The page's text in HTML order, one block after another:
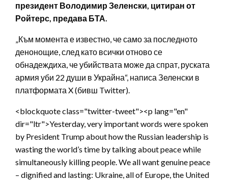
президент Володимир Зеленски, цитиран от
Ройтерс, предава БТА.
„Към момента е известно, че само за последното
денонощие, след като всички отново се
обнадеждиха, че убийствата може да спрат, руската
армия уби 22 души в Украйна“, написа Зеленски в
платформата X (бивш Twitter).
<blockquote class="twitter-tweet"><p lang="en"
dir="ltr">Yesterday, very important words were spoken
by President Trump about how the Russian leadership is
wasting the world’s time by talking about peace while
simultaneously killing people. We all want genuine peace
– dignified and lasting: Ukraine, all of Europe, the United